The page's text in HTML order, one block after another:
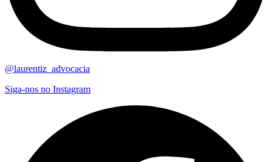
@laurentiz_advocacia
Siga-nos no Instagram